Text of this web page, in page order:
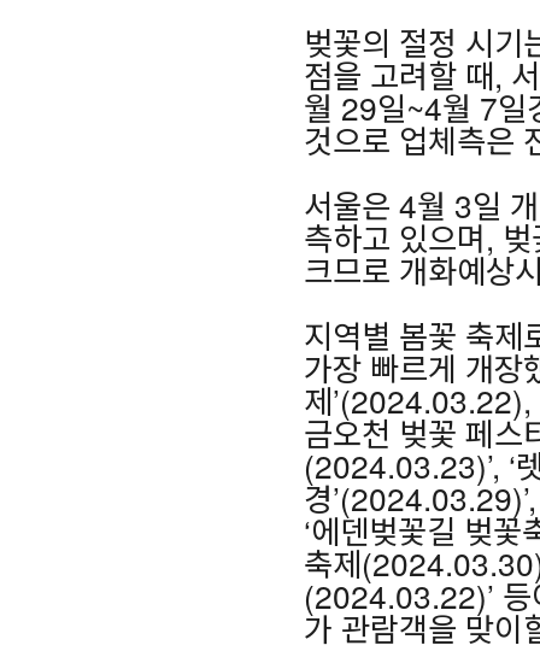
벚꽃의 절정 시기
점을 고려할 때,
월 29일~4월 7일
것으로 업체측은
서울은 4월 3일
측하고 있으며,
크므로 개화예상
지역별 봄꽃 축제
가장 빠르게 개장
제’(2024.03.22),
금오천 벚꽃 페스
(2024.03.23)’, ‘
경
‘에덴벚꽃길 벚
축제
(2024.03.22)’ 등
가 관람객을 맞이